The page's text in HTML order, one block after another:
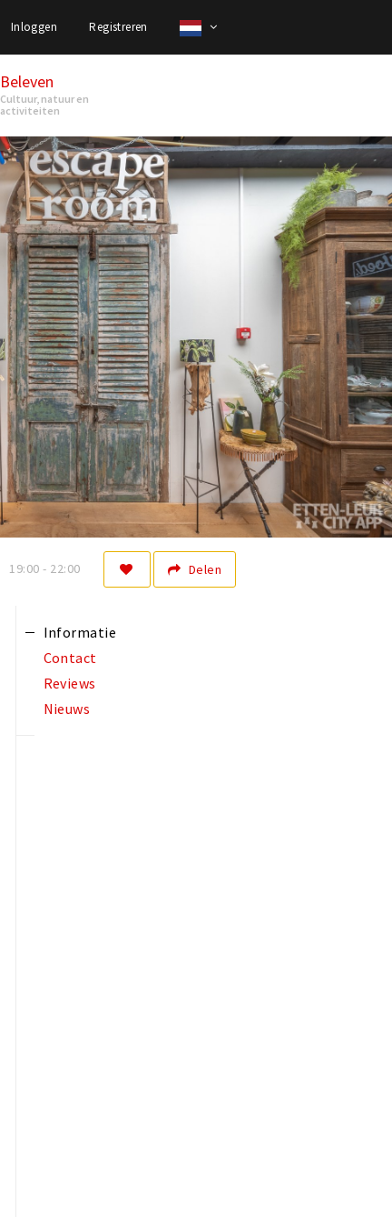
Inloggen Registreren
Beleven
Cultuur, natuur en
activiteiten
Delen
19:00 - 22:00
Informatie
Contact
Reviews
Nieuws